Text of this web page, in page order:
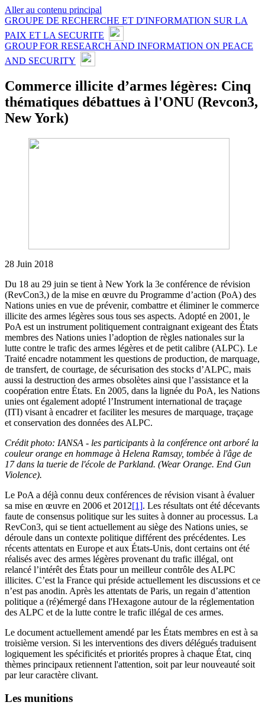
Aller au contenu principal
GROUPE DE RECHERCHE ET D'INFORMATION SUR LA
PAIX ET LA SECURITE
GROUP FOR RESEARCH AND INFORMATION ON PEACE
AND SECURITY
Commerce illicite d’armes légères: Cinq
thématiques débattues à l'ONU (Revcon3,
New York)
28 Juin 2018
Du 18 au 29 juin se tient à New York la 3e conférence de révision
(RevCon3,) de la mise en œuvre du Programme d’action (PoA) des
Nations unies en vue de prévenir, combattre et éliminer le commerce
illicite des armes légères sous tous ses aspects. Adopté en 2001, le
PoA est un instrument politiquement contraignant exigeant des États
membres des Nations unies l’adoption de règles nationales sur la
lutte contre le trafic des armes légères et de petit calibre (ALPC). Le
Traité encadre notamment les questions de production, de marquage,
de transfert, de courtage, de sécurisation des stocks d’ALPC, mais
aussi la destruction des armes obsolètes ainsi que l’assistance et la
coopération entre États. En 2005, dans la lignée du PoA, les Nations
unies ont également adopté l’Instrument international de traçage
(ITI) visant à encadrer et faciliter les mesures de marquage, traçage
et conservation des données des ALPC.
Crédit photo: IANSA - les participants à la conférence ont arboré la
couleur orange en hommage à Helena Ramsay, tombée à l'âge de
17 dans la tuerie de l'école de Parkland. (Wear Orange. End Gun
Violence).
Le PoA a déjà connu deux conférences de révision visant à évaluer
sa mise en œuvre en 2006 et 2012[1]. Les résultats ont été décevants
faute de consensus politique sur les suites à donner au processus. La
RevCon3, qui se tient actuellement au siège des Nations unies, se
déroule dans un contexte politique différent des précédentes. Les
récents attentats en Europe et aux États-Unis, dont certains ont été
réalisés avec des armes légères provenant du trafic illégal, ont
relancé l’intérêt des États pour un meilleur contrôle des ALPC
illicites. C’est la France qui préside actuellement les discussions et ce
n’est pas anodin. Après les attentats de Paris, un regain d’attention
politique a (ré)émergé dans l'Hexagone autour de la réglementation
des ALPC et de la lutte contre le trafic illégal de ces armes.
Le document actuellement amendé par les États membres en est à sa
troisième version. Si les interventions des divers délégués traduisent
logiquement les spécificités et priorités propres à chaque État, cinq
thèmes principaux retiennent l'attention, soit par leur nouveauté soit
par leur caractère clivant.
Les munitions